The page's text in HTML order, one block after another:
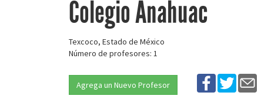
Colegio Ánahuac
Texcoco, Estado de México
Número de profesores: 1
Agrega un Nuevo Profesor